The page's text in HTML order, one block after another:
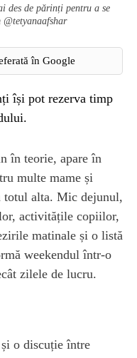
des de părinți pentru a se
în Google
își pot rezerva timp
în teorie, apare în
multe mame și
totul alta. Mic dejunul,
activitățile copiilor,
matinale și o listă
weekendul într-o
zilele de lucru.
o discuție între